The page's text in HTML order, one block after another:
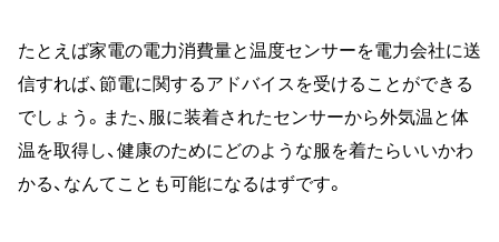
たとえば家電の電力消費量と温度センサーを電力会社に送
信すれば、節電に関するアドバイスを受けることができる
でしょう。また、服に装着されたセンサーから外気温と体
温を取得し、健康のためにどのような服を着たらいいかわ
かる、なんてことも可能になるはずです。